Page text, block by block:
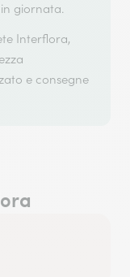
giornata.
Interflora,
e consegne